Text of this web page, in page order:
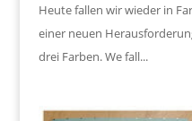
Heute fallen wir wieder in
einer neuen
drei Farben. We fall...